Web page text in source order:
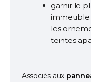
garnir le
immeuble
les
teintes
Associés aux